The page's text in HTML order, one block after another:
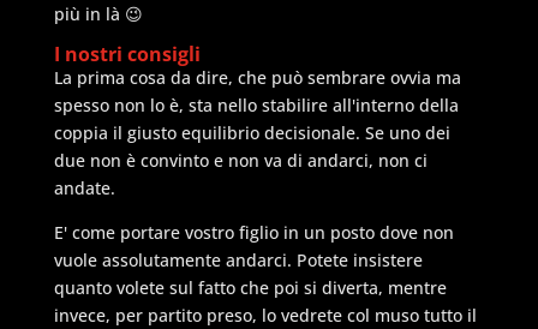
più in là 😉
I nostri consigli
La prima cosa da dire, che può sembrare ovvia ma
spesso non lo è, sta nello stabilire all'interno della
coppia il giusto equilibrio decisionale. Se uno dei
due non è convinto e non va di andarci, non ci
andate.
E' come portare vostro figlio in un posto dove non
vuole assolutamente andarci. Potete insistere
quanto volete sul fatto che poi si diverta, mentre
invece, per partito preso, lo vedrete col muso tutto il